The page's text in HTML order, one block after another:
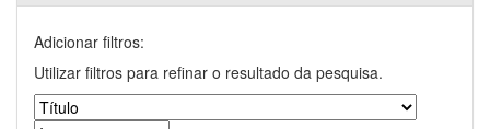
Adicionar filtros:
Utilizar filtros para refinar o resultado da pesquisa.